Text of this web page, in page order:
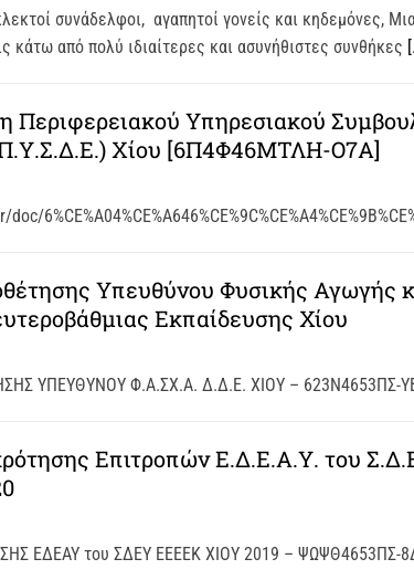
συνάδελφοι, αγαπητοί γονείς και κηδεμόνες,
κάτω από πολύ ιδιαίτερες και ασυνήθιστες συνθήκες
Περιφερειακού Υπηρεσιακού
Xίου [6Π4Φ46ΜΤΛΗ-Ο7Α]
Υπευθύνου Φυσικής Αγωγής
Εκπαίδευσης Χίου
ΥΠΕΥΘΥΝΟΥ Φ.Α.ΣΧ.Α. Δ.Δ.Ε. ΧΙΟΥ – 623Ν4653ΠΣ-
Επιτροπών Ε.Δ.Ε.Α.Υ. του
ΕΔΕΑΥ του ΣΔΕΥ ΕΕΕΕΚ ΧΙΟΥ 2019 – ΨΩΨΘ4653ΠΣ-